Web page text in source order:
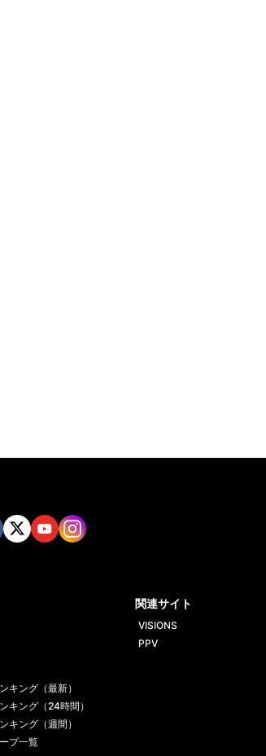
キング（最新）
キング（24時間）
キング（週間）
プ一覧
関連サイト
VISIONS
PPV